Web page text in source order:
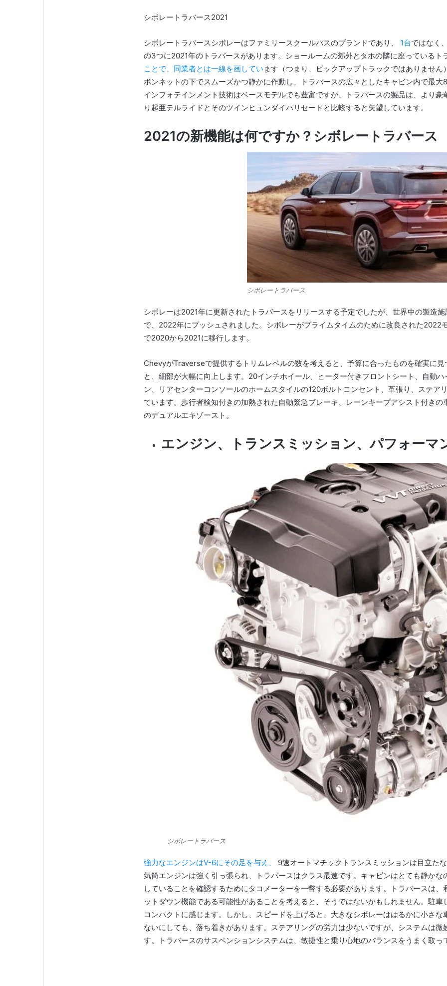
シボレートラバース2021
シボレートラバースシボレーはファミリースクールバスのブランドであり、 1台ではなく
の3つに2021年のトラバースがあります。ショールームの郊外とタホの隣に座っているト
ことで、同業者とは一線を画してい ます（つまり、ピックアップトラックではありません
ボンネットの下でスムーズかつ静かに作動し、トラバースの広々としたキャビン内で最
インフォテインメント技術はベースモデルでも豊富ですが、トラバースの製品は、より
り起亜テルライドとそのツインヒュンダイパリセードと比較すると失望しています。
2021の新機能は何ですか？ シボレートラバース
シボレートラバース
シボレーは2021年に更新されたトラバースをリリースする予定でしたが、世界中の製造
で、2022年にプッシュされました。 シボレーがプライムタイムのために改良された2022
で2020から2021に移行します。
ChevyがTraverseで提供するトリムレベルの数を考えると、予算に合ったものを確実に
と、細部が大幅に向上します。 20インチホイール、ヒーター付きフロントシート、自動
ン、リアセンターコンソールのホームスタイルの120ボルトコンセント、革張り、ステア
ています。歩行者検知付きの加熱された自動緊急ブレーキ、レーンキープアシスト付き
のデュアルエキゾースト。
エンジン、トランスミッション、パフォーマ
シボレートラバース
強力なエンジンはV-6にその足を与え、
9速オートマチックトランスミッションは目立た
気筒エンジンは強く引っ張られ、トラバースはクラス最速です。 キャビンはとても静かな
していることを確認するためにタコメーターを一瞥する必要があります。
トラバースは
ットダウン機能である可能性があることを考えると、そうではないかもしれません。駐車
コンパクトに感じます。
しかし、スピードを上げると、大きなシボレーははるかに小さ
ないにしても、落ち着きがあります。 ステアリングの労力は少ないですが、システムは
す。
トラバースのサスペンションシステムは、敏捷性と乗り心地のバランスをうまく取っ